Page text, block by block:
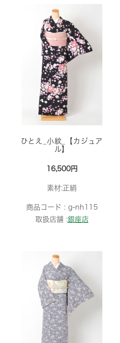
ひとえ_小紋_【カジュア
ル】
16,500円
素材:正絹
商品コード : g-nh115
取扱店舗 :銀座店